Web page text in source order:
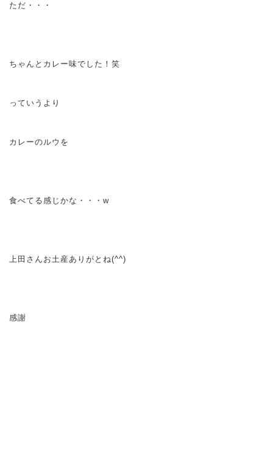
ただ・・・
ちゃんとカレー味でした！笑
っていうより
カレーのルウを
食べてる感じかな・・・w
上田さんお土産ありがとね(^^)
感謝